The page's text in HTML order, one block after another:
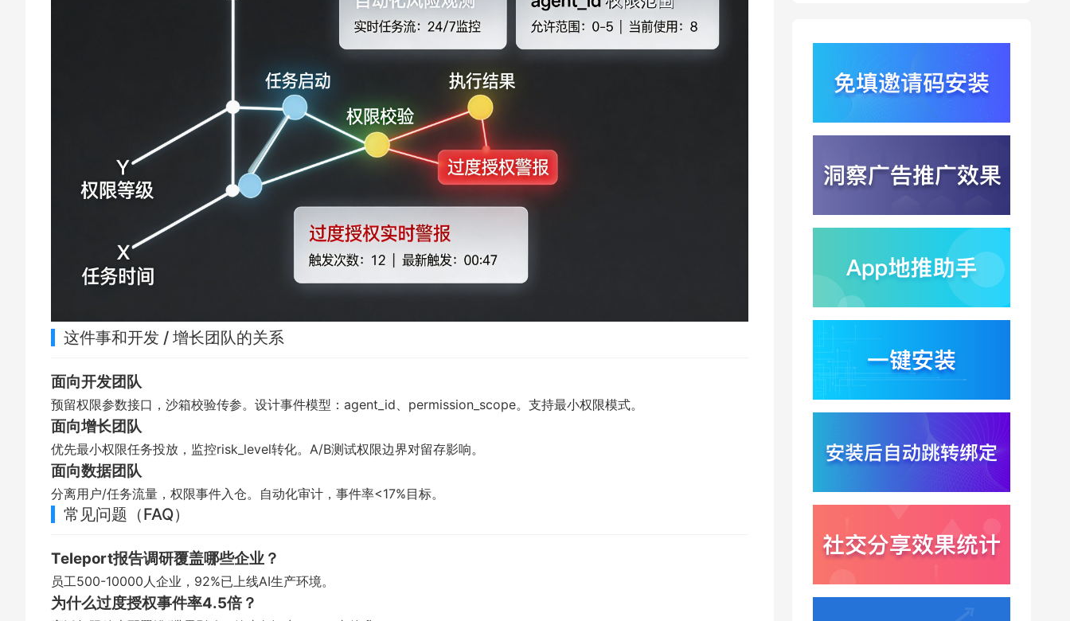
这件事和开发 / 增长团队的关系
面向开发团队
预留权限参数接口，沙箱校验传参。设计事件模型：agent_id、permission_scope。支持最小权限模式。
面向增长团队
优先最小权限任务投放，监控risk_level转化。A/B测试权限边界对留存影响。
面向数据团队
分离用户/任务流量，权限事件入仓。自动化审计，事件率<17%目标。
常见问题（FAQ）
Teleport报告调研覆盖哪些企业？
员工500-10000人企业，92%已上线AI生产环境。
为什么过度授权事件率4.5倍？
行云科技算力订单超154
亿？底座产能扩张激活
AI应用多终端流转新周
2026-08-04
苹果带摄像头的 AirPods
爆硬件分发与全渠道归
因升级
2026-08-03
GPT5.6？超低价API引
爆智能体工具免填码安
蚂蚁灵波首轮拟募资15
亿？具身智能加速产业
落地凸显全链路设备归
2000亿美元？云与广告
双轮驱动下B端应用迎来
分发与归因重构
2026-07-31
千问已在特斯拉车机内
测？大模型上车打通跨
端服务与全渠道归因新
闭环
2026-07-31
Win11七月更新上线？桌
面环境能力升级加速PC